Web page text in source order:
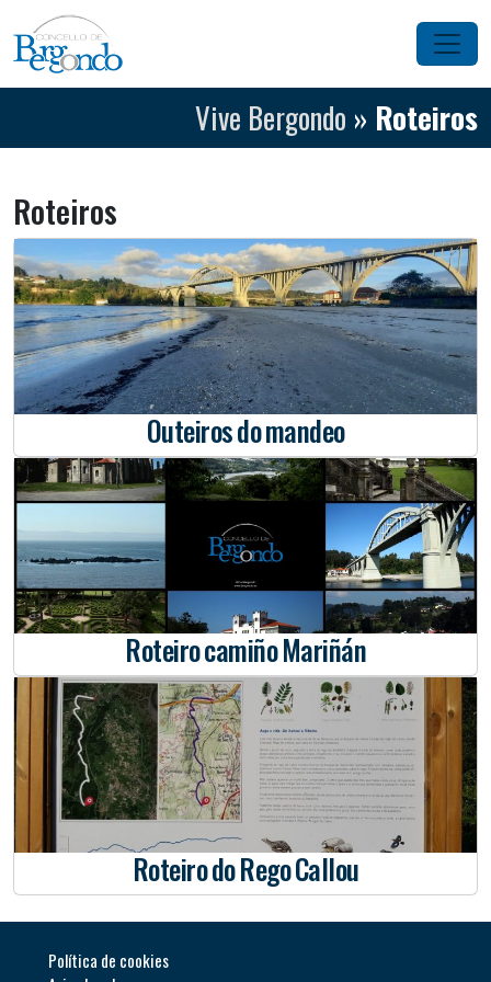
Saltar ao contido
Navegación principal
Vive Bergondo » Roteiros
Roteiros
Outeiros do mandeo
Roteiro camiño Mariñán
Roteiro do Rego Callou
Política de cookies